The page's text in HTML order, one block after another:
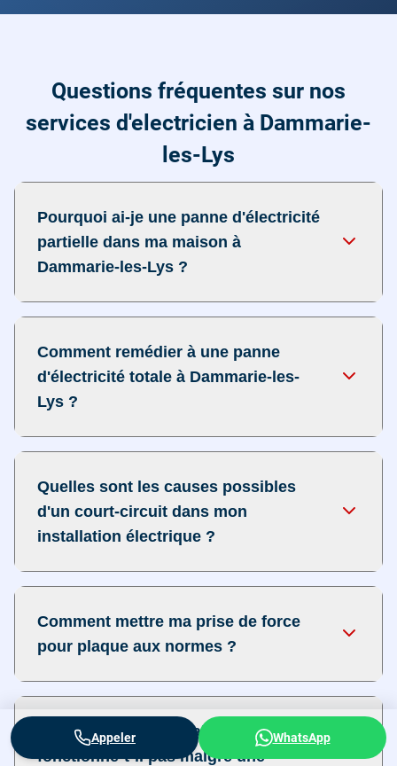
Questions fréquentes sur nos
services d'electricien à Dammarie-
les-Lys
Pourquoi ai-je une panne d'électricité
partielle dans ma maison à
Dammarie-les-Lys ?
Comment remédier à une panne
d'électricité totale à Dammarie-les-
Lys ?
Quelles sont les causes possibles
d'un court-circuit dans mon
installation électrique ?
Comment mettre ma prise de force
pour plaque aux normes ?
Pourquoi mon luminaire ne
fonctionne-t-il pas malgré une
Appeler WhatsApp